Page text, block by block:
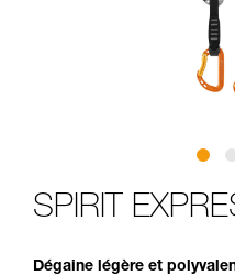
SPIRIT
Dégaine légère et